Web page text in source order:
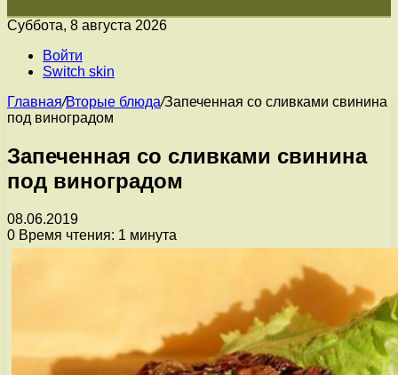
Суббота, 8 августа 2026
Войти
Switch skin
Главная/Вторые блюда/Запеченная со сливками свинина
под виноградом
Запеченная со сливками свинина
под виноградом
08.06.2019
0 Время чтения: 1 минута